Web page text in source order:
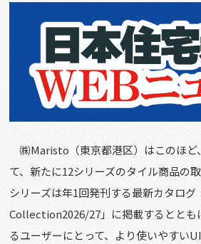
㈱Maristo （東京都港区）はこのほど、
て、新たに12シリーズのタイル商品の
シリーズは年1回発刊する最新カタログ
Collection2026/27」に掲載するとと
るユーザーにとって、より使いやすいUI